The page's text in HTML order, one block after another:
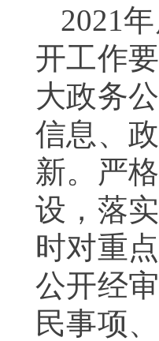
2021
开工作
大政务
信息、
新。严
设，落
时对重
公开经
民事项